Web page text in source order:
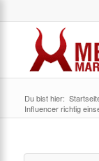
Du bist hier:
Influencer richtig